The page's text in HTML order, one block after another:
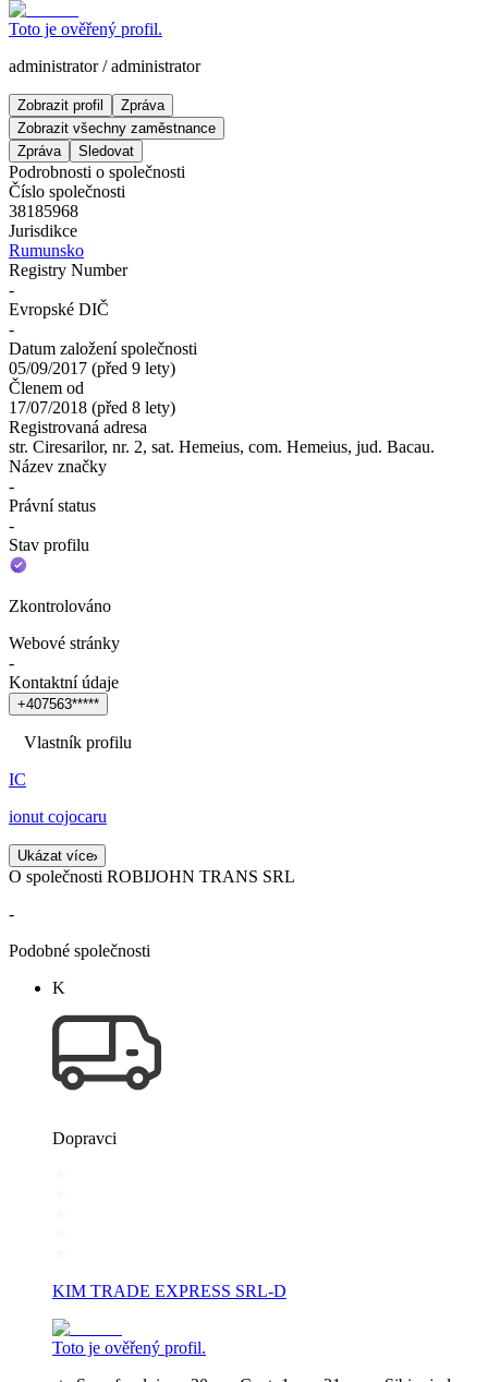
Toto je ověřený profil.
administrator/administrator
Zobrazit profil
Zpráva
Zobrazit všechny zaměstnance
Zpráva
Sledovat
Podrobnosti o společnosti
Číslo společnosti
38185968
Jurisdikce
Rumunsko
Registry Number
-
Evropské DIČ
-
Datum založení společnosti
05/09/2017 (před 9 lety)
Členem od
17/07/2018 (před 8 lety)
Registrovaná adresa
str. Ciresarilor, nr. 2, sat. Hemeius, com. Hemeius, jud. Bacau.
Název značky
-
Právní status
-
Stav profilu
Zkontrolováno
Webové stránky
-
Kontaktní údaje
+407563*****
Vlastník profilu
IC
ionut cojocaru
Ukázat více
O společnosti ROBIJOHN TRANS SRL
-
Podobné společnosti
K
Dopravci
KIM TRADE EXPRESS SRL-D
Toto je ověřený profil.